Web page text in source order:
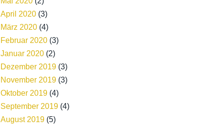
April 2020 (3)
März 2020 (4)
Februar 2020 (3)
Januar 2020 (2)
Dezember 2019 (3)
November 2019 (3)
Oktober 2019 (4)
September 2019 (4)
August 2019 (5)